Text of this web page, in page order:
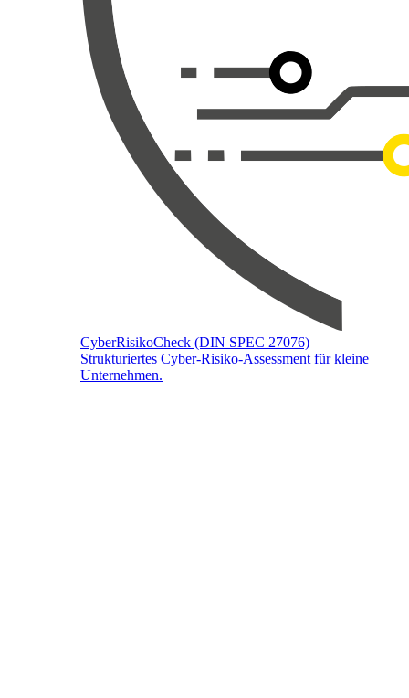
CyberRisikoCheck (DIN SPEC 27076)
Strukturiertes Cyber-Risiko-Assessment für kleine
Unternehmen.